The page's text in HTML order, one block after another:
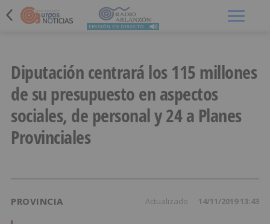
Diputación centrará los 115 millones
de su presupuesto en aspectos
sociales, de personal y 24 a Planes
Provinciales
PROVINCIA Actualizado 14/11/2019 13:43